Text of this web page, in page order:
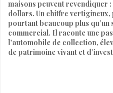
maisons peuvent revendiquer
dollars. Un chiffre
pourtant beaucoup plus qu’un
commercial. Il raconte une
l’automobile de collection,
de patrimoine vivant et